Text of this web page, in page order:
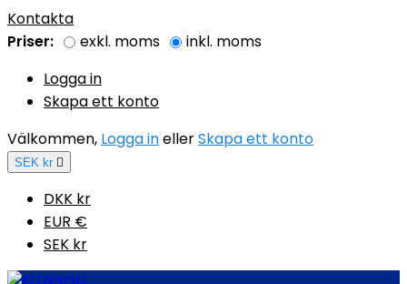
Kontakta
Priser:
exkl. moms
inkl. moms
Logga in
Skapa ett konto
Välkommen, Logga inellerSkapa ett konto
SEK kr 
DKK kr
EUR €
SEK kr